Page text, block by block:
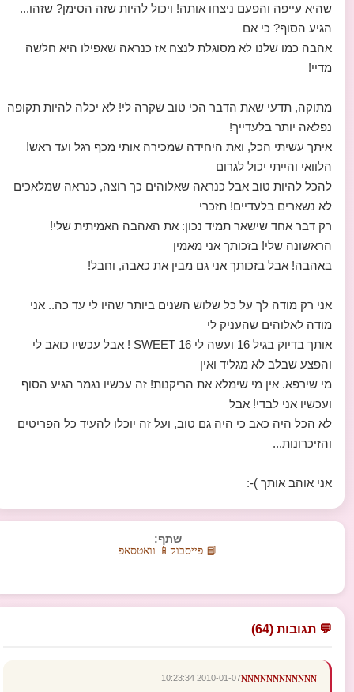
שהיא עייפה והפעם ניצחו אותה! ויכול להיות שזה הסימן? שזהו...
הגיע הסוף? כי אם
אהבה כמו שלנו לא מסוגלת לנצח אז כנראה שאפילו היא חלשה
מדיי!
מתוקה, תדעי שאת הדבר הכי טוב שקרה לי! לא יכלה להיות תקופה
נפלאה יותר בלעדייך!
איתך עשיתי הכל, ואת היחידה שמכירה אותי מכף רגל ועד ראש!
הלוואי והייתי יכול לגרום
להכל להיות טוב אבל כנראה שאלוהים כך רוצה, כנראה שמלאכים
לא נשארים בלעדיים! תזכרי
רק דבר אחד שישאר תמיד נכון: את האהבה האמיתית שלי!
הראשונה שלי! בזכותך אני מאמין
באהבה! אבל בזכותך אני גם מבין את כאבה, וחבל!
אני רק מודה לך על כל שלוש השנים ביותר שהיו לי עד כה.. אני
מודה לאלוהים שהעניק לי
אותך בדיוק בגיל 16 ועשה לי SWEET 16 ! אבל עכשיו כואב לי
והפצע שבלב לא מגליד ואין
מי שירפא. אין מי שימלא את הריקנות! זה עכשיו נגמר הגיע הסוף
ועכשיו אני לבדי! אבל
לא הכל היה כאב כי היה גם טוב, ועל זה יוכלו להעיד כל הפריטים
והזיכרונות...
אני אוהב אותך )-:
שתף:
📘 פייסבוק 📱 וואטסאפ
💬 תגובות (64)
NNNNNNNNNNNN
2010-01-07 10:23:34